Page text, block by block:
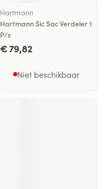
Hartmann
Hartmann Sic Sac Verdeler 1
P/s
€ 79,82
Niet beschikbaar